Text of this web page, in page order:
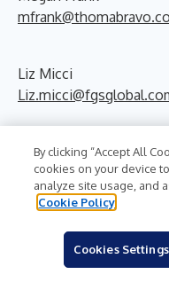
Liz Micci
More
By clicking “Accept All
cookies on your device
analyze site usage, and
Cookie Policy
Cookies Settings